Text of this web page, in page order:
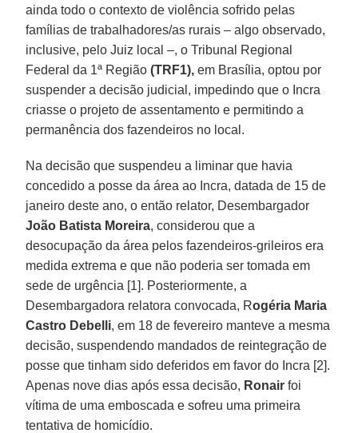
ainda todo o contexto de violência sofrido pelas
famílias de trabalhadores/as rurais – algo observado,
inclusive, pelo Juiz local –, o Tribunal Regional
Federal da 1ª Região(TRF1), em Brasília, optou por
suspender a decisão judicial, impedindo que o Incra
criasse o projeto de assentamento e permitindo a
permanência dos fazendeiros no local.
Na decisão que suspendeu a liminar que havia
concedido a posse da área ao Incra, datada de 15 de
janeiro deste ano, o então relator, Desembargador
João Batista Moreira, considerou que a
desocupação da área pelos fazendeiros-grileiros era
medida extrema e que não poderia ser tomada em
sede de urgência [1]. Posteriormente, a
Desembargadora relatora convocada, Rogéria Maria
Castro Debelli, em 18 de fevereiro manteve a mesma
decisão, suspendendo mandados de reintegração de
posse que tinham sido deferidos em favor do Incra [2].
Apenas nove dias após essa decisão, Ronair foi
vítima de uma emboscada e sofreu uma primeira
tentativa de homicídio.